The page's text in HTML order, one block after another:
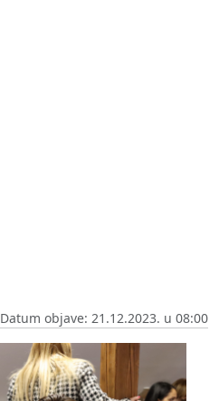
Datum objave: 21.12.2023. u 08:00